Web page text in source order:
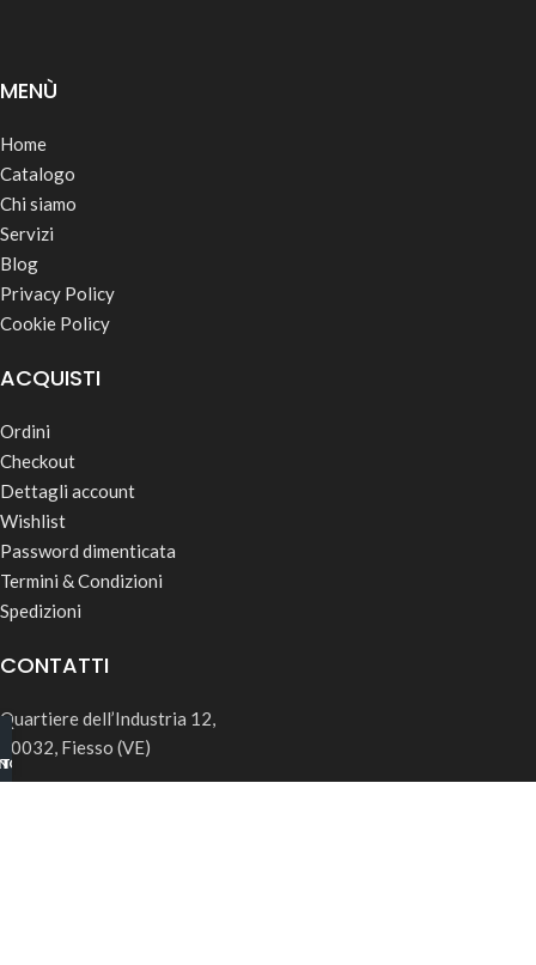
MENÙ
Home
Catalogo
Chi siamo
Servizi
Blog
Privacy Policy
Cookie Policy
ACQUISTI
Ordini
Checkout
Dettagli account
Wishlist
Password dimenticata
Termini & Condizioni
Spedizioni
CONTATTI
Quartiere dell’Industria 12,
30032, Fiesso (VE)
B2B